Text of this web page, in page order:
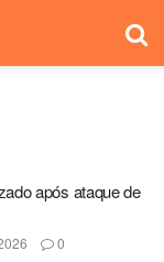
após ataque de
0